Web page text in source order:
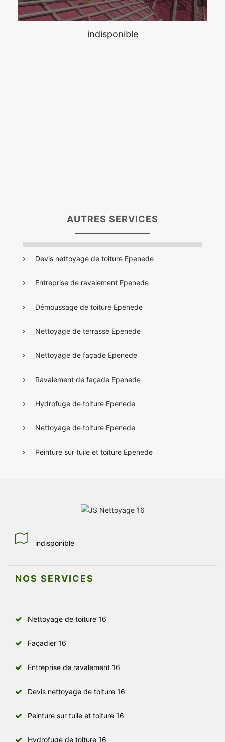
indisponible
AUTRES SERVICES
Devis nettoyage de toiture Epenede
Entreprise de ravalement Epenede
Démoussage de toiture Epenede
Nettoyage de terrasse Epenede
Nettoyage de façade Epenede
Ravalement de façade Epenede
Hydrofuge de toiture Epenede
Nettoyage de toiture Epenede
Peinture sur tuile et toiture Epenede
indisponible
NOS SERVICES
Nettoyage de toiture 16
Façadier 16
Entreprise de ravalement 16
Devis nettoyage de toiture 16
Peinture sur tuile et toiture 16
Hydrofuge de toiture 16